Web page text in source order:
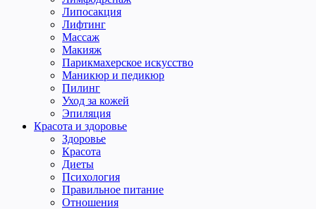
Липосакция
Лифтинг
Массаж
Макияж
Парикмахерское искусство
Маникюр и педикюр
Пилинг
Уход за кожей
Эпиляция
Красота и здоровье
Здоровье
Красота
Диеты
Психология
Правильное питание
Отношения